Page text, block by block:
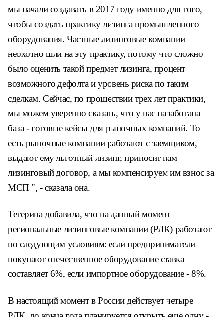
мы начали создавать в 2017 году именно для того,
чтобы создать практику лизинга промышленного
оборудования. Частные лизинговые компании
неохотно шли на эту практику, потому что сложно
было оценить такой предмет лизинга, процент
возможного дефолта и уровень риска по таким
сделкам. Сейчас, по прошествии трех лет практики,
мы можем уверенно сказать, что у нас наработана
база - готовые кейсы для рыночных компаний. То
есть рыночные компании работают с заемщиком,
выдают ему льготный лизинг, приносит нам
лизинговый договор, а мы компенсируем им взнос за
МСП ", - сказала она.
Тетерина добавила, что на данный момент
региональные лизинговые компании (РЛК) работают
по следующим условиям: если предприниматели
покупают отечественное оборудование ставка
составляет 6%, если импортное оборудование - 8%.
В настоящий момент в России действует четыре